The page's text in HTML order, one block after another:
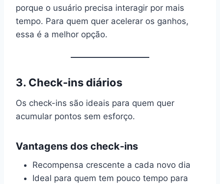
porque o usuário precisa interagir por mais
tempo. Para quem quer acelerar os ganhos,
essa é a melhor opção.
3. Check-ins diários
Os check-ins são ideais para quem quer
acumular pontos sem esforço.
Vantagens dos check-ins
Recompensa crescente a cada novo dia
Ideal para quem tem pouco tempo para